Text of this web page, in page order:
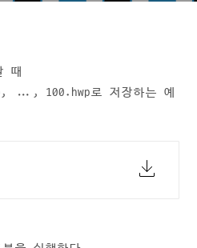
때
..., 100.hwp로 저장하는 예